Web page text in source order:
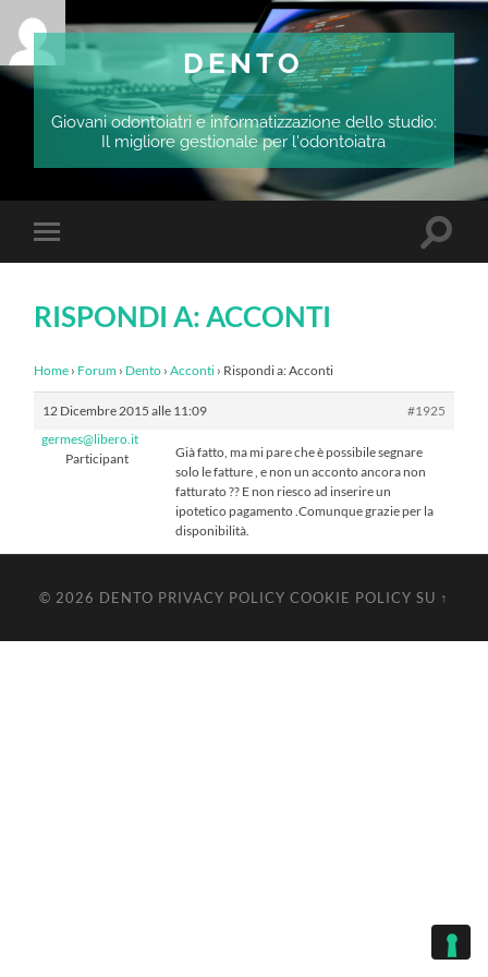
DENTO
Giovani odontoiatri e informatizzazione dello studio:
Il migliore gestionale per l'odontoiatra
Attiva/disattiva
il
dispositivi
RISPONDI A: ACCONTI
Home › Forum › Dento › Acconti › Rispondi a: Acconti
12 Dicembre 2015 alle 11:09
#1925
germes@libero.it
Participant
Già fatto, ma mi pare che è possibile segnare
solo le fatture , e non un acconto ancora non
fatturato ?? E non riesco ad inserire un
ipotetico pagamento .Comunque grazie per la
disponibilità.
© 2026 DENTO PRIVACY POLICY COOKIE POLICY SU ↑